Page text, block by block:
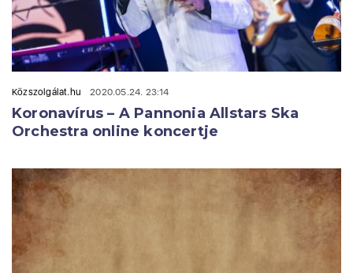
Közszolgálat.hu 2020.05.24. 23:14
Koronavírus – A Pannonia Allstars Ska
Orchestra online koncertje